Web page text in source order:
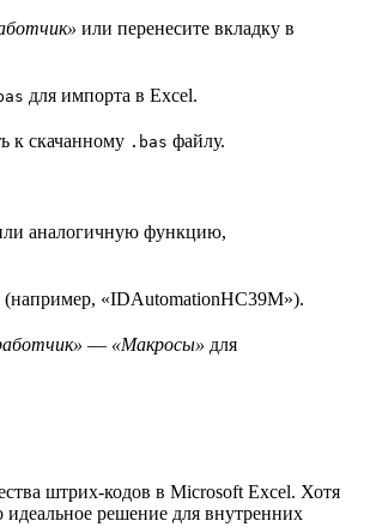
или перенесите вкладку в
для импорта в Excel.
к скачанному .bas файлу.
аналогичную функцию,
«IDAutomationHC39M»).
— «Макросы» для
штрих-кодов в Microsoft Excel. Хотя
идеальное решение для внутренних